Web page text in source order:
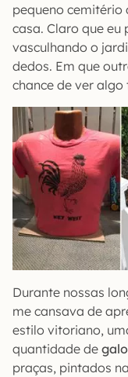
pequeno cemitério
casa. Claro que eu
vasculhando o
dedos. Em que
chance de ver
Durante nossas
me cansava de
estilo vitoriano,
quantidade de
praças, pintados